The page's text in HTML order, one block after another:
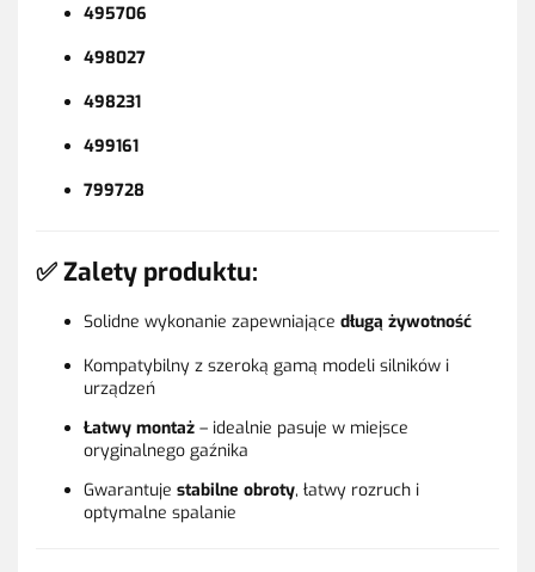
495706
498027
498231
499161
799728
✅ Zalety produktu:
Solidne wykonanie zapewniające długą żywotność
Kompatybilny z szeroką gamą modeli silników i
urządzeń
Łatwy montaż – idealnie pasuje w miejsce
oryginalnego gaźnika
Gwarantuje stabilne obroty, łatwy rozruch i
optymalne spalanie